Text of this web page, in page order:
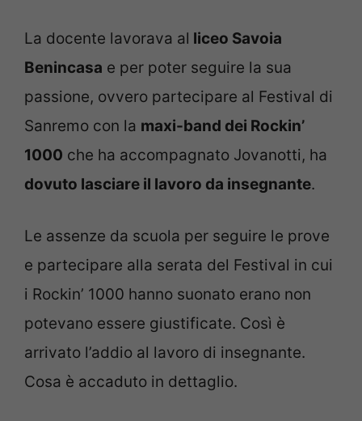
La docente lavorava al liceo Savoia
Benincasa e per poter seguire la sua
passione, ovvero partecipare al Festival di
Sanremo con la maxi-band dei Rockin’
1000 che ha accompagnato Jovanotti, ha
dovuto lasciare il lavoro da insegnante.
Le assenze da scuola per seguire le prove
e partecipare alla serata del Festival in cui
i Rockin’ 1000 hanno suonato erano non
potevano essere giustificate. Così è
arrivato l’addio al lavoro di insegnante.
Cosa è accaduto in dettaglio.